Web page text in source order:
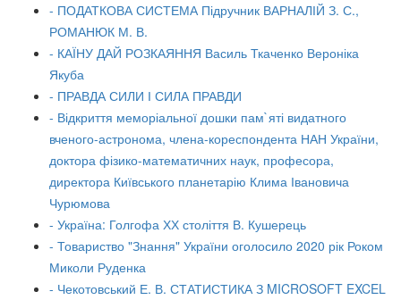
- ПОДАТКОВА СИСТЕМА Підручник ВАРНАЛІЙ З. С.,
РОМАНЮК М. В.
- КАЇНУ ДАЙ РОЗКАЯННЯ Василь Ткаченко Вероніка
Якуба
- ПРАВДА СИЛИ І СИЛА ПРАВДИ
- Відкриття меморіальної дошки пам`яті видатного
вченого-астронома, члена-кореспондента НАН України,
доктора фізико-математичних наук, професора,
директора Київського планетарію Клима Івановича
Чурюмова
- Україна: Голгофа ХХ століття В. Кушерець
- Товариство "Знання" України оголосило 2020 рік Роком
Миколи Руденка
- Чекотовський Е. В. СТАТИСТИКА З MICROSOFT EXCEL